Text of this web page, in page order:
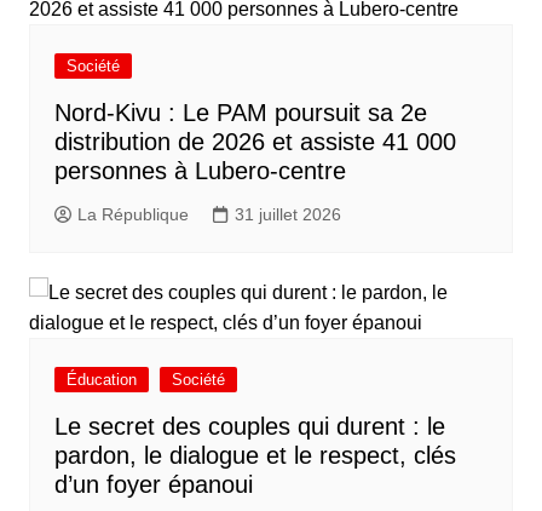
Société
Nord-Kivu : Le PAM poursuit sa 2e
distribution de 2026 et assiste 41 000
personnes à Lubero-centre
La République 31 juillet 2026
Éducation Société
Le secret des couples qui durent : le
pardon, le dialogue et le respect, clés
d’un foyer épanoui